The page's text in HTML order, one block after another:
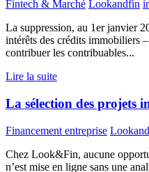
Fintech & Marché Lookandfin
La suppression, au 1er janvier
intérêts des crédits immobiliers
contribuer les contribuables...
Lire la suite
La sélection des projets
Financement entreprise
Chez Look&Fin, aucune
n’est mise en ligne sans une